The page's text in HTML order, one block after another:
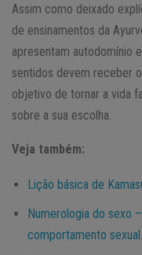
Assim como deixado
de ensinamentos da
apresentam autodomínio
sentidos devem receber
objetivo de tornar a vida
sobre a sua escolha.
Veja também:
Lição básica de
Numerologia do sexo
comportamento sexual.